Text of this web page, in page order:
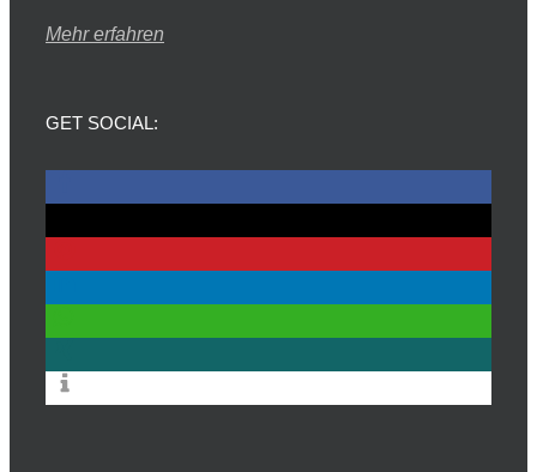
Mehr erfahren
GET SOCIAL: